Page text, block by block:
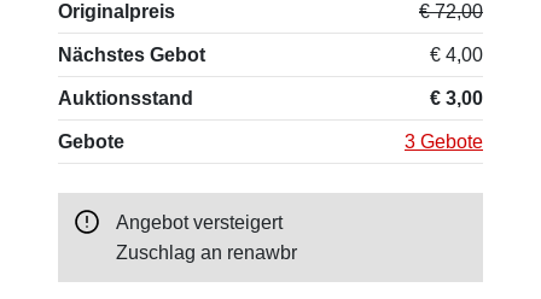
Originalpreis € 72,00
Nächstes Gebot € 4,00
Auktionsstand € 3,00
Gebote 3 Gebote
Angebot versteigert
Zuschlag an renawbr